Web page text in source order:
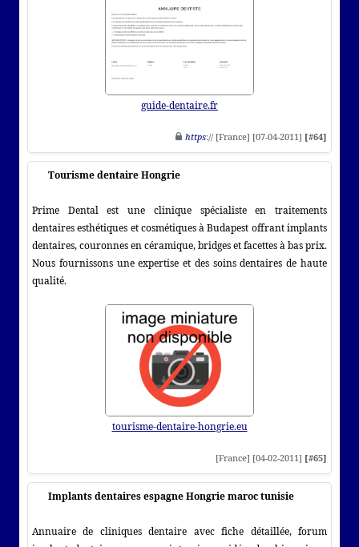
guide-dentaire.fr
https:// [France] [07-04-2011] [#64]
Tourisme dentaire Hongrie
Prime Dental est une clinique spécialiste en traitements
dentaires esthétiques et cosmétiques à Budapest offrant implants
dentaires, couronnes en céramique, bridges et facettes à bas prix.
Nous fournissons une expertise et des soins dentaires de haute
qualité.
tourisme-dentaire-hongrie.eu
[France] [04-02-2011] [#65]
Implants dentaires espagne Hongrie maroc tunisie
Annuaire de cliniques dentaire avec fiche détaillée, forum